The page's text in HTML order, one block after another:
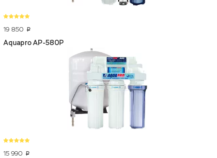
19 850 p
Aquapro AP-580P
15 990 p